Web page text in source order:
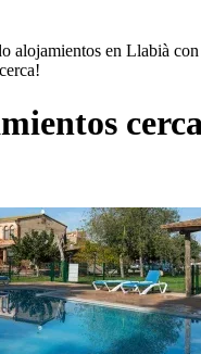
alojamientos en Llabià